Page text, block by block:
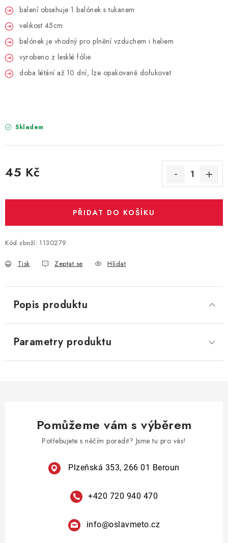
HELIUM NA BALÓNKY
LAMPIONY
OSLAVA PODLE BAREV
STUHY A MAŠLE
ORGANZY, STOLOVÉ ŠERPY
Podmínky ochrany osobních údajů
balení obsahuje 1 balónek s tukanem
velikost 45cm
balónek je vhodný pro plnění vzduchem i heliem
vyrobeno z lesklé fólie
doba létání až 10 dní, lze opakovaně dofukovat
Skladem
45 Kč
PŘIDAT DO KOŠÍKU
Kód zboží: 1130279
Tisk Zeptat se Hlídat
Popis produktu
Parametry produktu
Pomůžeme vám s výběrem
Potřebujete s něčím poradit? Jsme tu pro vás!
Plzeňská 353, 266 01 Beroun
+420 720 940 470
info@oslavmeto.cz